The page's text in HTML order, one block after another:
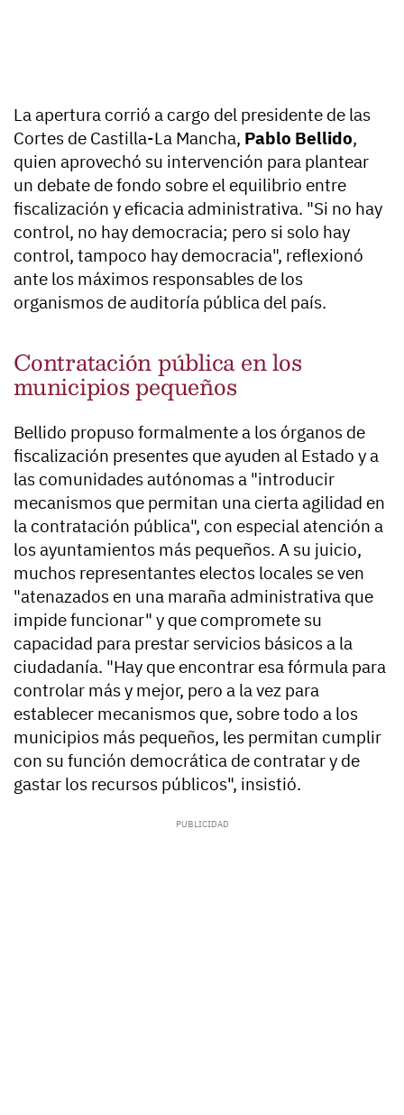
La apertura corrió a cargo del presidente de las
Cortes de Castilla-La Mancha, Pablo Bellido,
quien aprovechó su intervención para plantear
un debate de fondo sobre el equilibrio entre
fiscalización y eficacia administrativa. "Si no hay
control, no hay democracia; pero si solo hay
control, tampoco hay democracia", reflexionó
ante los máximos responsables de los
organismos de auditoría pública del país.
Contratación pública en los
municipios pequeños
Bellido propuso formalmente a los órganos de
fiscalización presentes que ayuden al Estado y a
las comunidades autónomas a "introducir
mecanismos que permitan una cierta agilidad en
la contratación pública", con especial atención a
los ayuntamientos más pequeños. A su juicio,
muchos representantes electos locales se ven
"atenazados en una maraña administrativa que
impide funcionar" y que compromete su
capacidad para prestar servicios básicos a la
ciudadanía. "Hay que encontrar esa fórmula para
controlar más y mejor, pero a la vez para
establecer mecanismos que, sobre todo a los
municipios más pequeños, les permitan cumplir
con su función democrática de contratar y de
gastar los recursos públicos", insistió.